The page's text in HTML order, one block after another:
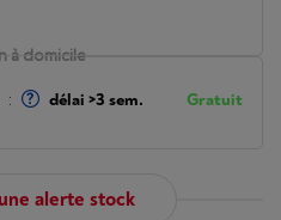
à domicile
: délai >3 sem. Gratuit
alerte stock